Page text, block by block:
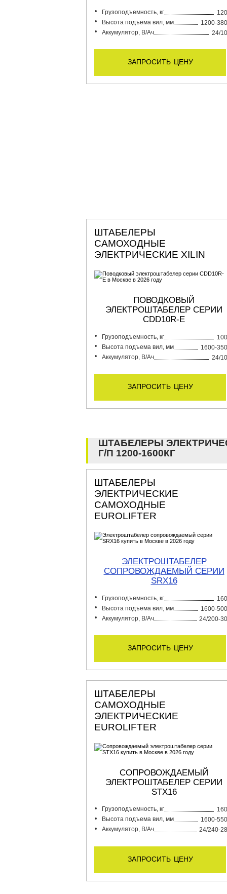
Грузоподъемность, кг
Высота подъема вил, мм
1200-
Аккумулятор, В/Ач
24/
запросить цену
ШТАБЕЛЕРЫ
САМОХОДНЫЕ
ЭЛЕКТРИЧЕСКИЕ XILIN
ПОВОДКОВЫЙ
ЭЛЕКТРОШТАБЕЛЕР СЕРИИ
CDD10R-E
Грузоподъемность, кг
Высота подъема вил, мм
1600-
Аккумулятор, В/Ач
24/
запросить цену
ШТАБЕЛЕРЫ
Г/П 1200-1600КГ
ШТАБЕЛЕРЫ
ЭЛЕКТРИЧЕСКИЕ
САМОХОДНЫЕ
EUROLIFTER
ЭЛЕКТРОШТАБЕЛЕР
СОПРОВОЖДАЕМЫЙ СЕРИИ
SRX16
Грузоподъемность, кг
Высота подъема вил, мм
1600-
Аккумулятор, В/Ач
24/200-
запросить цену
ШТАБЕЛЕРЫ
САМОХОДНЫЕ
ЭЛЕКТРИЧЕСКИЕ
EUROLIFTER
СОПРОВОЖДАЕМЫЙ
ЭЛЕКТРОШТАБЕЛЕР СЕРИИ
STX16
Грузоподъемность, кг
Высота подъема вил, мм
1600-
Аккумулятор, В/Ач
24/240-
запросить цену